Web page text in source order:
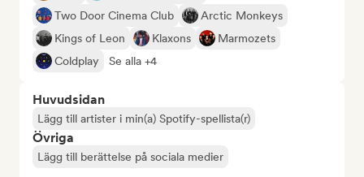
Two Door Cinema Club
Arctic Monkeys
Kings of Leon
Klaxons
Marmozets
Coldplay
Se alla +4
Huvudsidan
Lägg till artister i min(a) Spotify-spellista(r)
Övriga
Lägg till berättelse på sociala medier